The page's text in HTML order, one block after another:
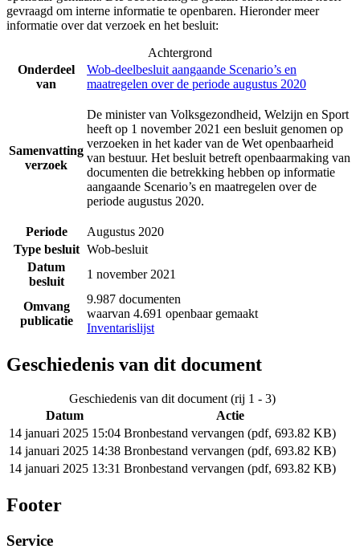
gevraagd om interne informatie te openbaren. Hieronder meer
informatie over dat verzoek en het besluit:
Achtergrond
Onderdeel
van
Wob-deelbesluit aangaande Scenario’s en
maatregelen over de periode augustus 2020
Samenvatting
verzoek
De minister van Volksgezondheid, Welzijn en Sport
heeft op 1 november 2021 een besluit genomen op
verzoeken in het kader van de Wet openbaarheid
van bestuur. Het besluit betreft openbaarmaking van
documenten die betrekking hebben op informatie
aangaande Scenario’s en maatregelen over de
periode augustus 2020.
Periode
Augustus 2020
Type besluit Wob-besluit
Datum
besluit
1 november 2021
Omvang
publicatie
9.987 documenten
waarvan 4.691 openbaar gemaakt
Inventarislijst
Geschiedenis van dit document
Geschiedenis van dit document (rij 1 - 3)
Datum
Actie
14 januari 2025 15:04 Bronbestand vervangen (pdf, 693.82 KB)
14 januari 2025 14:38 Bronbestand vervangen (pdf, 693.82 KB)
14 januari 2025 13:31 Bronbestand vervangen (pdf, 693.82 KB)
Footer
Service